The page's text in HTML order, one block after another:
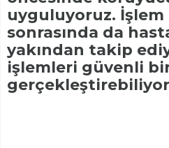
uyguluyoruz. İşlem
sonrasında da
yakından takip
işlemleri güvenli